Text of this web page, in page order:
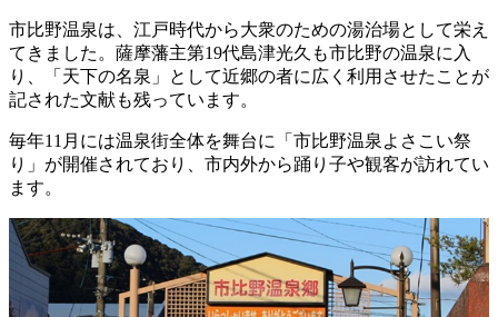
市比野温泉は、江戸時代から大衆のための湯治場として栄え
てきました。薩摩藩主第19代島津光久も市比野の温泉に入
り、「天下の名泉」として近郷の者に広く利用させたことが
記された文献も残っています。
毎年11月には温泉街全体を舞台に「市比野温泉よさこい祭
り」が開催されており、市内外から踊り子や観客が訪れてい
ます。